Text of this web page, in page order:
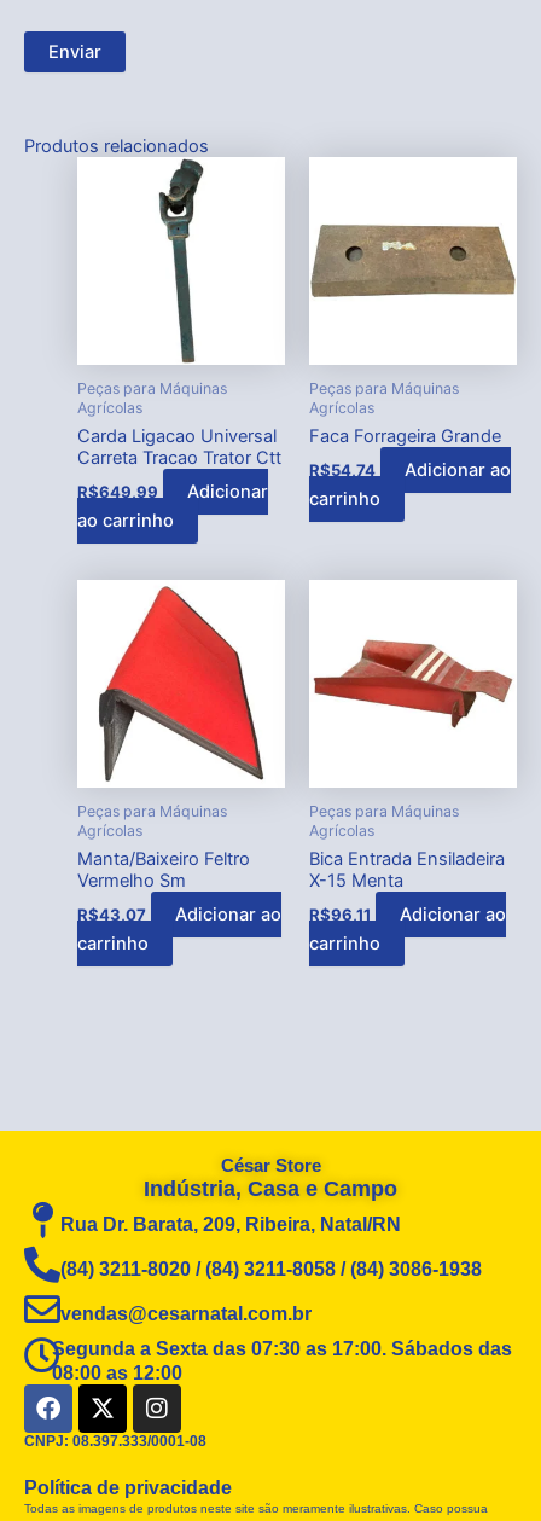
Produtos relacionados
Peças para Máquinas
Agrícolas
Carda Ligacao Universal
Carreta Tracao Trator Ctt
R$649,99
Adicionar
ao carrinho
Peças para Máquinas
Agrícolas
Faca Forrageira Grande
R$54,74
Adicionar ao
carrinho
Peças para Máquinas
Agrícolas
Manta/Baixeiro Feltro
Vermelho Sm
R$43,07
Adicionar ao
carrinho
Peças para Máquinas
Agrícolas
Bica Entrada Ensiladeira
X-15 Menta
R$96,11
Adicionar ao
carrinho
César Store
Indústria, Casa e Campo
Rua Dr. Barata, 209, Ribeira, Natal/RN
(84) 3211-8020 / (84) 3211-8058 / (84) 3086-1938
vendas@cesarnatal.com.br
Segunda a Sexta das 07:30 as 17:00. Sábados das
08:00 as 12:00
F
a
c
b
X
-
t
i
I
n
s
a
CNPJ: 08.397.333/0001-08
Política de privacidade
Todas as imagens de produtos neste site são meramente ilustrativas. Caso possua